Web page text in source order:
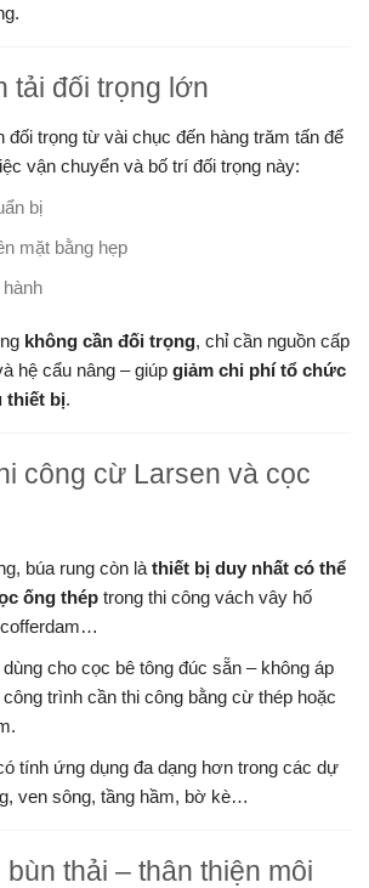
tải đối trọng lớn
đối trọng từ vài chục đến hàng trăm tấn để
vận chuyển và bố trí đối trọng này:
bị
mặt bằng hẹp
không cần đối trọng, chỉ cần nguồn cấp
hệ cẩu nâng – giúp giảm chi phí tổ chức
thiết bị.
công cừ Larsen và cọc
búa rung còn là thiết bị duy nhất có thể
ống thép trong thi công vách vây hố
cho cọc bê tông đúc sẵn – không áp
trình cần thi công bằng cừ thép hoặc
tính ứng dụng đa dạng hơn trong các dự
ven sông, tầng hầm, bờ kè…
thải – thân thiện môi